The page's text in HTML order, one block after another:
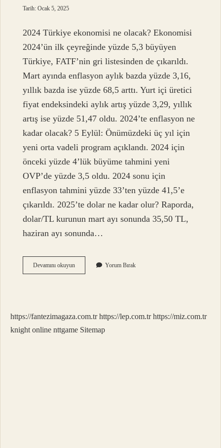
Tarih: Ocak 5, 2025
2024 Türkiye ekonomisi ne olacak? Ekonomisi
2024’ün ilk çeyreğinde yüzde 5,3 büyüyen
Türkiye, FATF’nin gri listesinden de çıkarıldı.
Mart ayında enflasyon aylık bazda yüzde 3,16,
yıllık bazda ise yüzde 68,5 arttı. Yurt içi üretici
fiyat endeksindeki aylık artış yüzde 3,29, yıllık
artış ise yüzde 51,47 oldu. 2024’te enflasyon ne
kadar olacak? 5 Eylül: Önümüzdeki üç yıl için
yeni orta vadeli program açıklandı. 2024 için
önceki yüzde 4’lük büyüme tahmini yeni
OVP’de yüzde 3,5 oldu. 2024 sonu için
enflasyon tahmini yüzde 33’ten yüzde 41,5’e
çıkarıldı. 2025’te dolar ne kadar olur? Raporda,
dolar/TL kurunun mart ayı sonunda 35,50 TL,
haziran ayı sonunda…
Devamını okuyun2024
Yılında
Yorum Bırak
https://fantezimagaza.com.tr https://lep.com.tr https://miz.com.tr
knight online nttgame Sitemap